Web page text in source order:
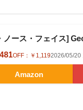
ノース・フェイス]
OFF： ￥1,1192026/05/20
Amazon